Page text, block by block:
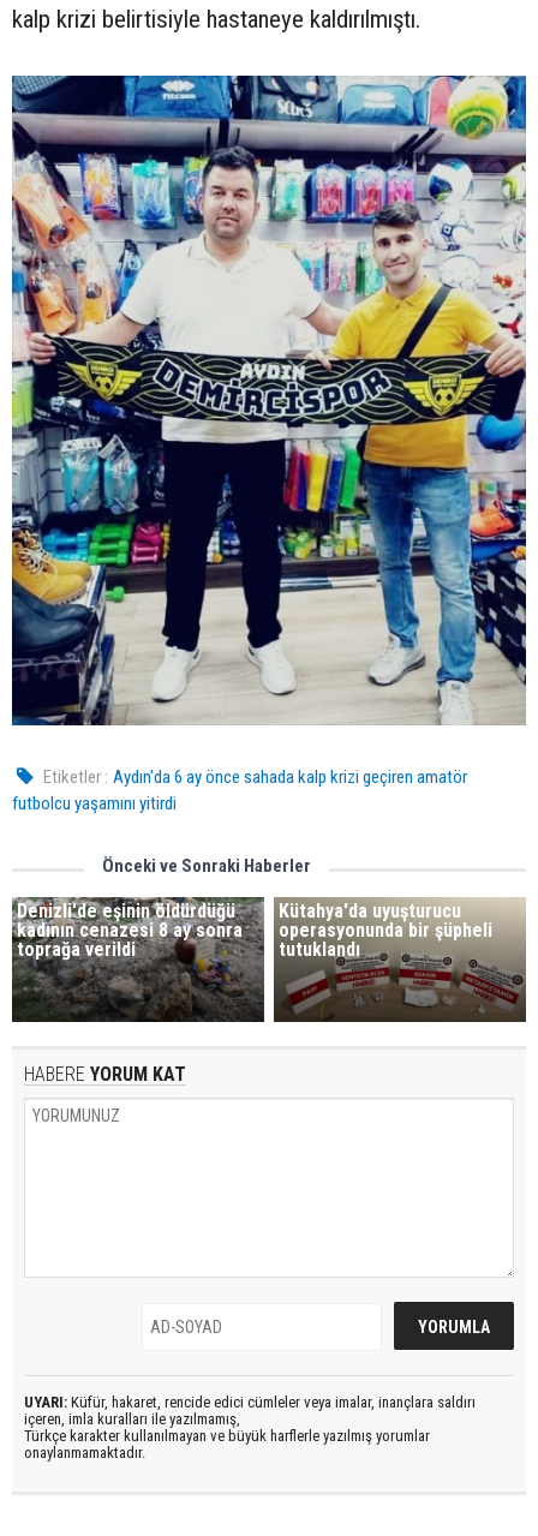
kalp krizi belirtisiyle hastaneye kaldırılmıştı.
Etiketler : Aydın'da 6 ay önce sahada kalp krizi geçiren amatör
futbolcu yaşamını yitirdi
Önceki ve Sonraki Haberler
Denizli'de eşinin öldürdüğü
kadının cenazesi 8 ay sonra
toprağa verildi
Kütahya'da uyuşturucu
operasyonunda bir şüpheli
tutuklandı
HABERE YORUM KAT
UYARI: Küfür, hakaret, rencide edici cümleler veya imalar, inançlara saldırı
içeren, imla kuralları ile yazılmamış,
Türkçe karakter kullanılmayan ve büyük harflerle yazılmış yorumlar
onaylanmamaktadır.